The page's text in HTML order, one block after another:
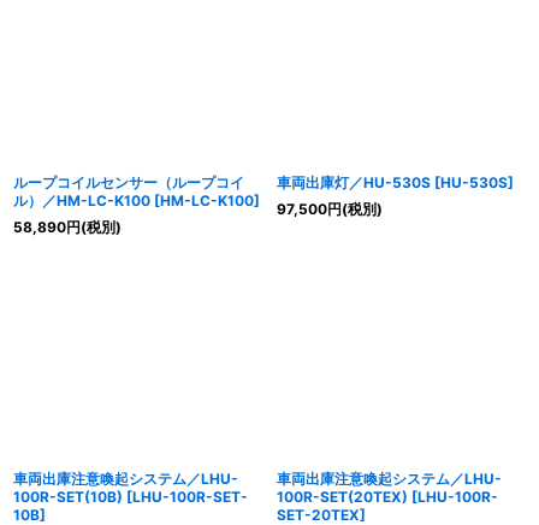
ループコイルセンサー（ループコイ
ル）／HM-LC-K100 [HM-LC-K100]
58,890円(税別)
車両出庫灯／HU-530S [HU-530S]
97,500円(税別)
車両出庫注意喚起システム／LHU-
100R-SET(10B) [LHU-100R-SET-
10B]
車両出庫注意喚起システム／LHU-
100R-SET(20TEX) [LHU-100R-
SET-20TEX]